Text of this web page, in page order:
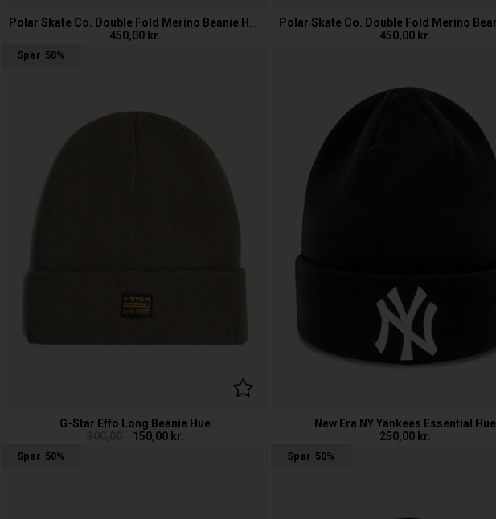
Polar Skate Co. Double Fold Merino Beanie Hue
450,00 kr.
450,00 kr.
Spar 50%
G-Star Effo Long Beanie Hue
150,00 kr.
New Era NY Yankees Essential Hue
250,00 kr.
Spar 50% Spar 50%